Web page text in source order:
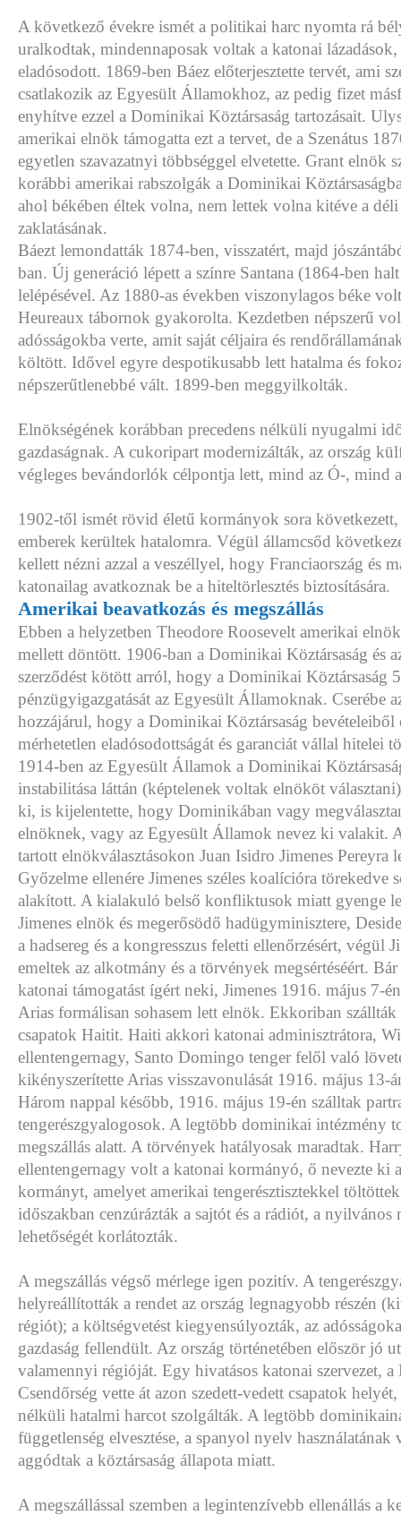
A következő évekre ismét a politikai harc nyomta rá
uralkodtak, mindennaposak voltak a katonai lázadások,
eladósodott. 1869-ben Báez előterjesztette tervét, ami
csatlakozik az Egyesült Államokhoz, az pedig fizet
enyhítve ezzel a Dominikai Köztársaság tartozásait.
amerikai elnök támogatta ezt a tervet, de a Szenátus
egyetlen szavazatnyi többséggel elvetette. Grant elnök
korábbi amerikai rabszolgák a Dominikai
ahol békében éltek volna, nem lettek volna kitéve a
zaklatásának.
Báezt lemondatták 1874-ben, visszatért, majd
ban. Új generáció lépett a színre Santana (1864-ben
lelépésével. Az 1880-as években viszonylagos béke
Heureaux tábornok gyakorolta. Kezdetben népszerű
adósságokba verte, amit saját céljaira és
költött. Idővel egyre despotikusabb lett hatalma és
népszerűtlenebbé vált. 1899-ben meggyilkolták.
Elnökségének korábban precedens nélküli nyugalmi
gazdaságnak. A cukoripart modernizálták, az ország
végleges bevándorlók célpontja lett, mind az Ó-, mind
1902-től ismét rövid életű kormányok sora
emberek kerültek hatalomra. Végül államcsőd
kellett nézni azzal a veszéllyel, hogy Franciaország és
katonailag avatkoznak be a hiteltörlesztés biztosítására.
Amerikai beavatkozás és megszállás
Ebben a helyzetben Theodore Roosevelt amerikai
mellett döntött. 1906-ban a Dominikai Köztársaság és
szerződést kötött arról, hogy a Dominikai Köztársaság
pénzügyigazgatását az Egyesült Államoknak. Cserébe
hozzájárul, hogy a Dominikai Köztársaság bevételeiből
mérhetetlen eladósodottságát és garanciát vállal hitelei
1914-ben az Egyesült Államok a Dominikai
instabilitása láttán (képtelenek voltak elnököt
ki, is kijelentette, hogy Dominikában vagy
elnöknek, vagy az Egyesült Államok nevez ki valakit.
tartott elnökválasztásokon Juan Isidro Jimenes Pereyra
Győzelme ellenére Jimenes széles koalícióra törekedve
alakított. A kialakuló belső konfliktusok miatt gyenge
Jimenes elnök és megerősödő hadügyminisztere,
a hadsereg és a kongresszus feletti ellenőrzésért, végül
emeltek az alkotmány és a törvények megsértéséért.
katonai támogatást ígért neki, Jimenes 1916. május 7-
Arias formálisan sohasem lett elnök. Ekkoriban szállták
csapatok Haitit. Haiti akkori katonai adminisztrátora,
ellentengernagy, Santo Domingo tenger felől való
kikényszerítette Arias visszavonulását 1916. május 13-
Három nappal később, 1916. május 19-én szálltak
tengerészgyalogosok. A legtöbb dominikai intézmény
megszállás alatt. A törvények hatályosak maradtak.
ellentengernagy volt a katonai kormányó, ő nevezte ki
kormányt, amelyet amerikai tengerésztisztekkel
időszakban cenzúrázták a sajtót és a rádiót, a nyilvános
lehetőségét korlátozták.
A megszállás végső mérlege igen pozitív. A
helyreállították a rendet az ország legnagyobb részén
régiót); a költségvetést kiegyensúlyozták, az
gazdaság fellendült. Az ország történetében először jó
valamennyi régióját. Egy hivatásos katonai szervezet,
Csendőrség vette át azon szedett-vedett csapatok
nélküli hatalmi harcot szolgálták. A legtöbb
függetlenség elvesztése, a spanyol nyelv használatának
aggódtak a köztársaság állapota miatt.
A megszállással szemben a legintenzívebb ellenállás a